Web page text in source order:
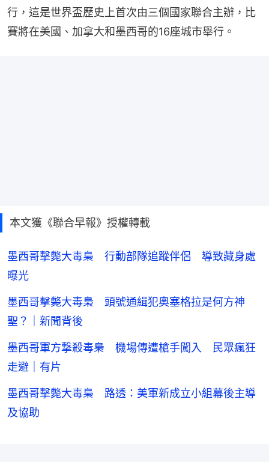
行，這是世界盃歷史上首次由三個國家聯合主辦，比
賽將在美國、加拿大和墨西哥的16座城市舉行。
本文獲《聯合早報》授權轉載
墨西哥擊斃大毒梟 行動部隊追蹤伴侶 導致藏身處
曝光
墨西哥擊斃大毒梟 頭號通緝犯奧塞格拉是何方神
聖？｜新聞背後
墨西哥軍方撃殺毒梟 機場傳遭槍手闖入 民眾瘋狂
走避｜有片
墨西哥擊斃大毒梟 路透：美軍新成立小組幕後主導
及協助